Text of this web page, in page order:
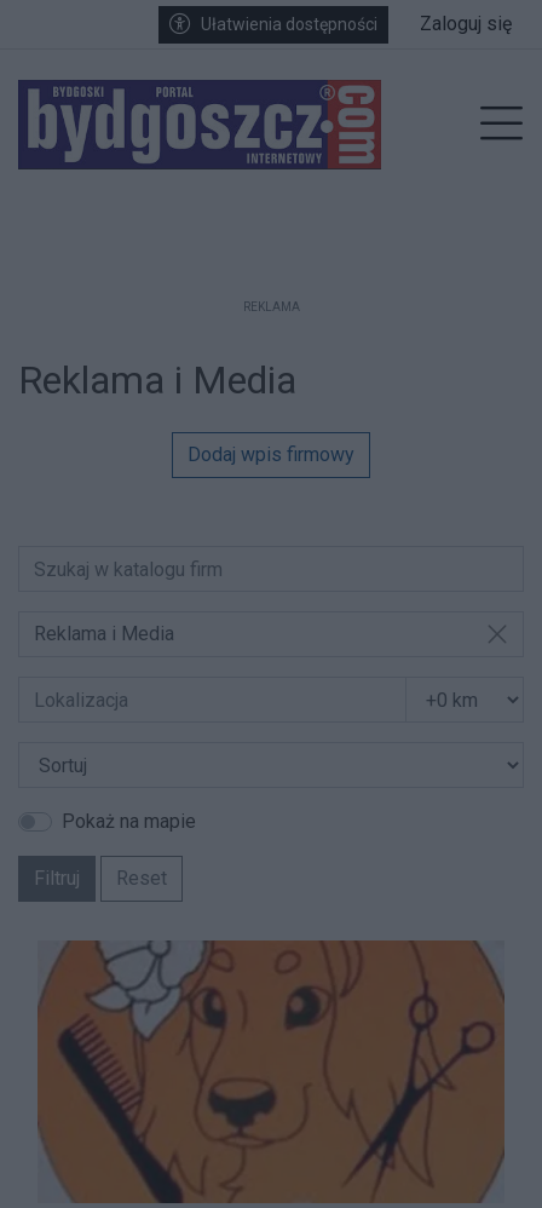
Przejdź do głównych treści
Przejdź do wyszukiwarki
Przejdź do głównego menuUłatwienia dostępności Zaloguj się
REKLAMA
Reklama i Media
Dodaj wpis firmowy
Reklama i Media
Pokaż na mapie
Filtruj Reset